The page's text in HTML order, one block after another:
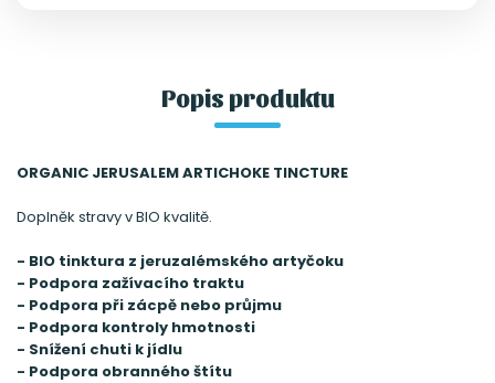
Popis produktu
ORGANIC JERUSALEM ARTICHOKE TINCTURE
Doplněk stravy v BIO kvalitě.
- BIO tinktura z jeruzalémského artyčoku
- Podpora zažívacího traktu
- Podpora při zácpě nebo průjmu
- Podpora kontroly hmotnosti
- Snížení chuti k jídlu
- Podpora obranného štítu